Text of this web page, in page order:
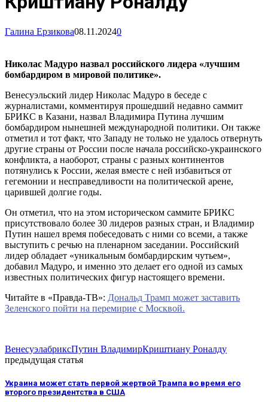
Галина Ерзикова08.11.20240
Николас Мадуро назвал российского лидера «лучшим
бомбардиром в мировой политике».
Венесуэльский лидер Николас Мадуро в беседе с
журналистами, комментируя прошедший недавно саммит
БРИКС в Казани, назвал Владимира Путина лучшим
бомбардиром нынешней международной политики. Он также
отметил и тот факт, что Западу не только не удалось отвернуть
другие страны от России после начала российско-украинского
конфликта, а наоборот, страны с разных континентов
потянулись к России, желая вместе с ней избавиться от
гегемонии и несправедливости на политической арене,
царившей долгие годы.
Он отметил, что на этом историческом саммите БРИКС
присутствовало более 30 лидеров разных стран, и Владимир
Путин нашел время побеседовать с ними со всеми, а также
выступить с речью на пленарном заседании. Российский
лидер обладает «уникальным бомбардирским чутьем»,
добавил Мадуро, и именно это делает его одной из самых
известных политических фигур настоящего времени.
Читайте в «Правда-ТВ»: Дональд Трамп может заставить
Зеленского пойти на перемирие с Москвой.
ВенесуэлабриксПутин ВладимирКриштиану Роналду
предыдущая статья
Украина может стать первой жертвой Трампа во время его
второго президентства в США